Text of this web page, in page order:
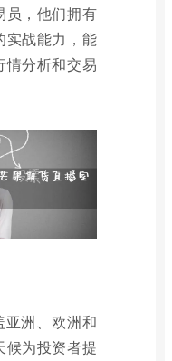
员，他们拥有
实战能力，能
情分析和交易
洲、欧洲和
候为投资者提